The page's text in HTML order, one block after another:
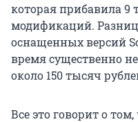
которая прибавила 9
модификаций.
оснащенных версий
время существенно
около 150 тысяч
Все это говорит о